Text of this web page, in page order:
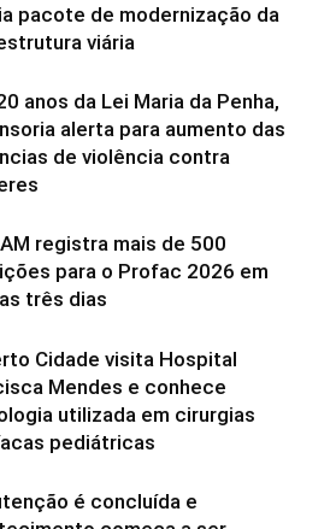
pacote de modernização da
viária
anos da Lei Maria da Penha,
alerta para aumento das
de violência contra
registra mais de 500
para o Profac 2026 em
três dias
Cidade visita Hospital
Mendes e conhece
utilizada em cirurgias
pediátricas
é concluída e